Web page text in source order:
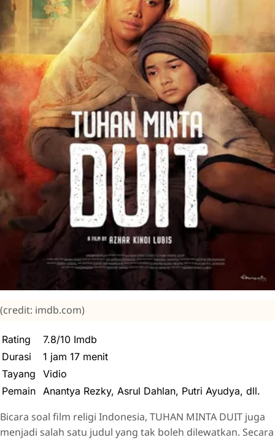
(credit: imdb.com)
Rating
7.8/10 Imdb
Durasi
1 jam 17 menit
Tayang
Vidio
Pemain Anantya Rezky, Asrul Dahlan, Putri Ayudya, dll.
Bicara soal film religi Indonesia, TUHAN MINTA DUIT juga
menjadi salah satu judul yang tak boleh dilewatkan. Secara